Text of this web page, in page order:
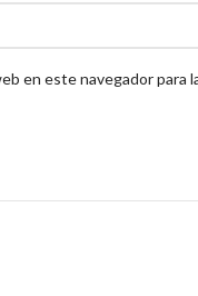
en este navegador para